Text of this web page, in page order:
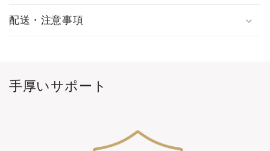
配送・注意事項
手厚いサポート